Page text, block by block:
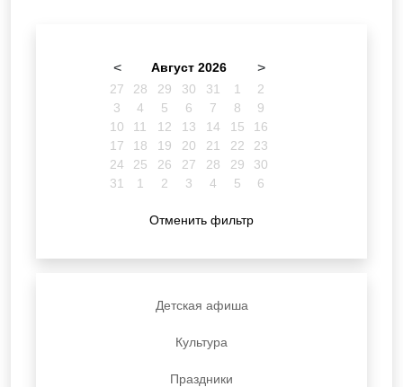
< Август 2026 >
27 28 29 30 31 1
2
3
4 5 6 7 8
9
10
11 12 13 14 15
16
17
18 19 20 21 22
23
24
25 26 27 28 29
30
31
1 2 3 4 5 6
Отменить фильтр
Детская афиша
Культура
Праздники